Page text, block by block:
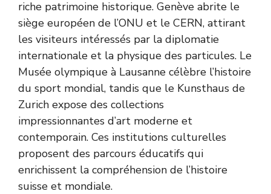
riche patrimoine historique. Genève abrite le
siège européen de l’ONU et le CERN, attirant
les visiteurs intéressés par la diplomatie
internationale et la physique des particules. Le
Musée olympique à Lausanne célèbre l’histoire
du sport mondial, tandis que le Kunsthaus de
Zurich expose des collections
impressionnantes d’art moderne et
contemporain. Ces institutions culturelles
proposent des parcours éducatifs qui
enrichissent la compréhension de l’histoire
suisse et mondiale.